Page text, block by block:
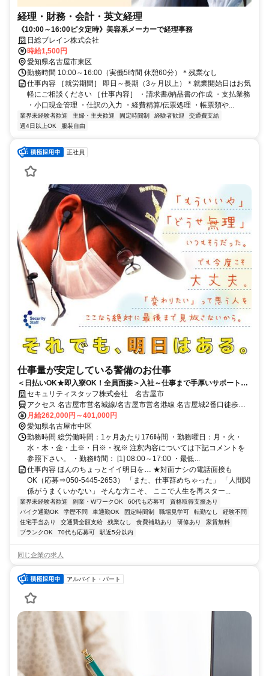
経理・財務・会計・英文経理
《10:00～16:00ピタ定時》美容系メーカーで経理事務
日総ブレイン株式会社
時給1,500円
愛知県名古屋市東区
勤務時間 10:00～16:00（実働5時間 休憩60分）＊残業なし
仕事内容 ［就労期間］ 即日～長期（3ヶ月以上）＊就業開始日はお気
軽にご相談ください ［仕事内容］ ・請求書/納品書の作成 ・支払業務
・小口現金管理 ・仕訳の入力 ・経費精算/伝票処理 ・帳票類や...
業界未経験者歓迎 主婦・主夫歓迎 固定時間制 経験者歓迎
交通費支給
週4日以上OK
服装自由
正社員
仕事量が安定している警備のお仕事
＜日払いOK★即入寮OK！全員面接＞入社～仕事まで手厚いサポートあ
り！人生の再スタートができる場所！
セキュリティスタッフ株式会社 名古屋市
アクセス 名古屋市営名城線/名古屋市営名港線 名古屋城2番口徒歩約4
分、名鉄瀬戸線 東大手南口徒歩約6分、名古屋市営桜通線 久屋大通
1A口徒歩約9分 通勤可能な方→直行直帰可
月給262,000円～401,000円
愛知県名古屋市中区
勤務時間 総労働時間：1ヶ月あたり176時間 ・勤務曜日：月・火・
水・木・金・土※・日※・祝※ 注釈内容については下記コメントを
参照下さい。 ・勤務時間： [1] 08:00～17:00 ・最低...
仕事内容 ほんのちょっとイイ明日を… ★対面ナシの電話面接も
OK（応募⇒050-5445-2653） 「また、仕事辞めちゃった」 「人間関
係がうまくいかない」 そんな方こそ、 ここで人生を再スター...
業界未経験者歓迎 副業・WワークOK 60代も応募可
資格取得支援あり
バイク通勤OK
学歴不問 車通勤OK 固定時間制 職場見学可 転勤なし
経験不問
住宅手当あり
交通費全額支給 残業なし 食費補助あり 研修あり
家賃無料
ブランクOK
70代も応募可 駅近5分以内
同じ企業の求人
アルバイト・パート